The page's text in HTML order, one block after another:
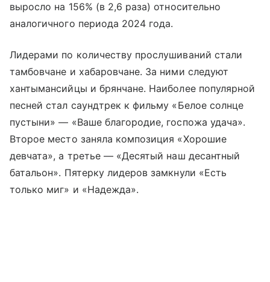
выросло на 156% (в 2,6 раза) относительно
аналогичного периода 2024 года.
Лидерами по количеству прослушиваний стали
тамбовчане и хабаровчане. За ними следуют
хантымансийцы и брянчане. Наиболее популярной
песней стал саундтрек к фильму «Белое солнце
пустыни» — «Ваше благородие, госпожа удача».
Второе место заняла композиция «Хорошие
девчата», а третье — «Десятый наш десантный
батальон». Пятерку лидеров замкнули «Есть
только миг» и «Надежда».